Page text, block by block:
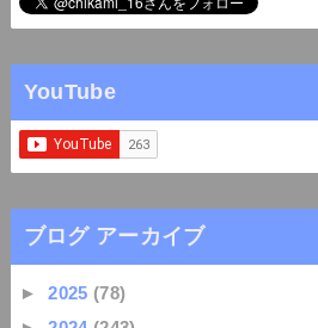
YouTube
ブログ アーカイブ
►2025 (78)